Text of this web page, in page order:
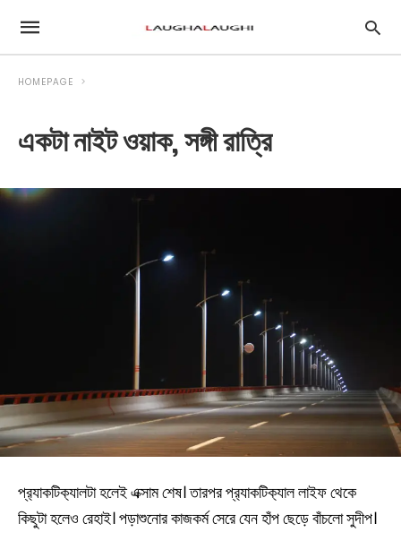
HOMEPAGE
একটা নাইট ওয়াক, সঙ্গী রাত্রি
প্র‍্যাকটিক‍্যালটা হলেই এক্সাম শেষ। তারপর প্র‍্যাকটিক‍্যাল লাইফ থেকে
কিছুটা হলেও রেহাই। পড়াশুনোর কাজকর্ম সেরে যেন হাঁপ ছেড়ে বাঁচলো সুদীপ।